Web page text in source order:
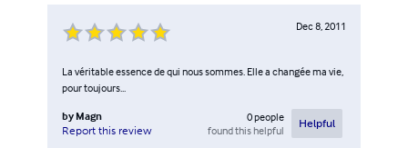
Dec 8, 2011
La véritable essence de qui nous sommes. Elle a changée ma vie,
pour toujours...
by Magn
Report this review
0people
found this helpful
Helpful